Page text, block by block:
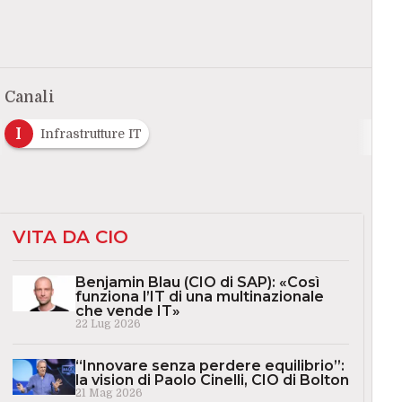
Canali
I Infrastrutture IT
VITA DA CIO
Benjamin Blau (CIO di SAP): «Così
funziona l’IT di una multinazionale
che vende IT»
22 Lug 2026
“Innovare senza perdere equilibrio”:
la vision di Paolo Cinelli, CIO di Bolton
21 Mag 2026